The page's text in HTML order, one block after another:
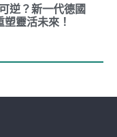
逆？新一代德國
靈活未來！